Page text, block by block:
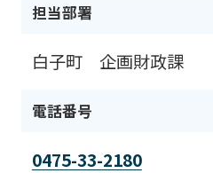
担当部署
白子町 企画財政課
電話番号
0475-33-2180